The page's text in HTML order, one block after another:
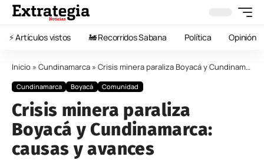
⚡️ Artículos vistos 🚂 Recorridos Sabana Política Opinión
Inicio » Cundinamarca » Crisis minera paraliza Boyacá y Cundinamarca: causas y avances
Cundinamarca Boyacá Comunidad
Crisis minera paraliza
Boyacá y Cundinamarca:
causas y avances